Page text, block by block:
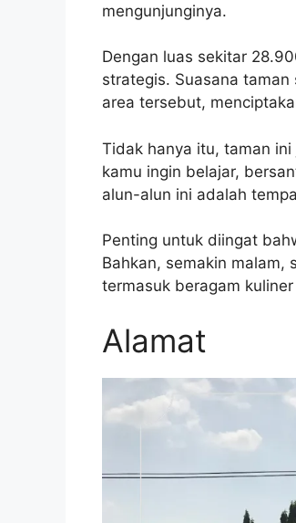
mengunjunginya.
Dengan luas sekitar
strategis. Suasana
area tersebut,
Tidak hanya itu, taman
kamu ingin belajar,
alun-alun ini adalah
Penting untuk diingat
Bahkan, semakin malam,
termasuk beragam
Alamat